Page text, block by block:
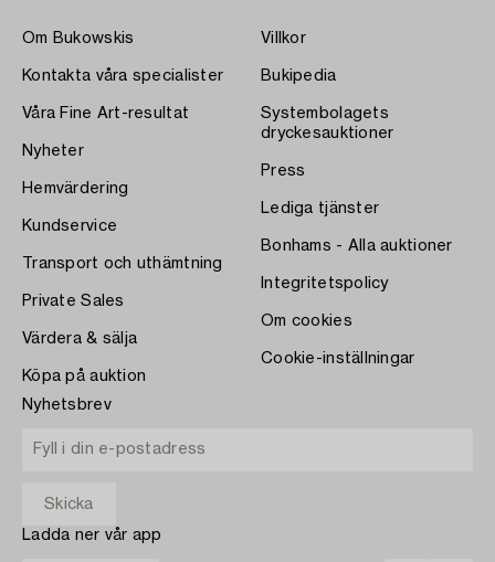
Om Bukowskis
Kontakta våra specialister
Våra Fine Art-resultat
Nyheter
Hemvärdering
Kundservice
Transport och uthämtning
Private Sales
Värdera & sälja
Köpa på auktion
Villkor
Bukipedia
Systembolagets
dryckesauktioner
Press
Lediga tjänster
Bonhams - Alla auktioner
Integritetspolicy
Om cookies
Cookie-inställningar
Nyhetsbrev
Ladda ner vår app